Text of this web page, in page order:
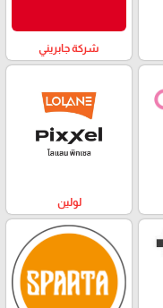
شركة جابريني
لولين